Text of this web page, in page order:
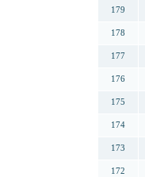
179
178
177
176
175
174
173
172